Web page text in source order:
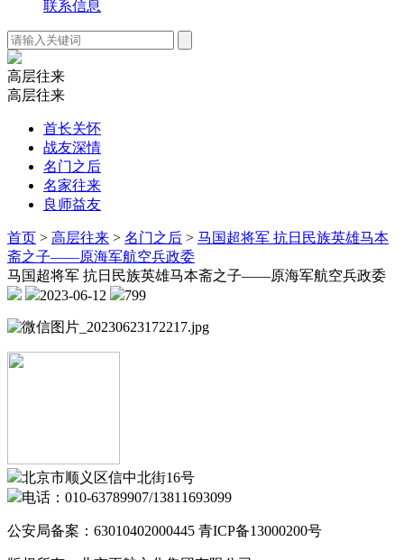
联系信息
高层往来
高层往来
首长关怀
战友深情
名门之后
名家往来
良师益友
首页 > 高层往来 > 名门之后 > 马国超将军 抗日民族英雄马本
斋之子——原海军航空兵政委
马国超将军 抗日民族英雄马本斋之子——原海军航空兵政委
2023-06-12
799
北京市顺义区信中北街16号
电话：010-63789907/13811693099
公安局备案：63010402000445 青ICP备13000200号